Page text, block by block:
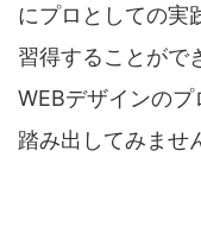
にプロとしての実
習得することがで
WEBデザインの
踏み出してみませ